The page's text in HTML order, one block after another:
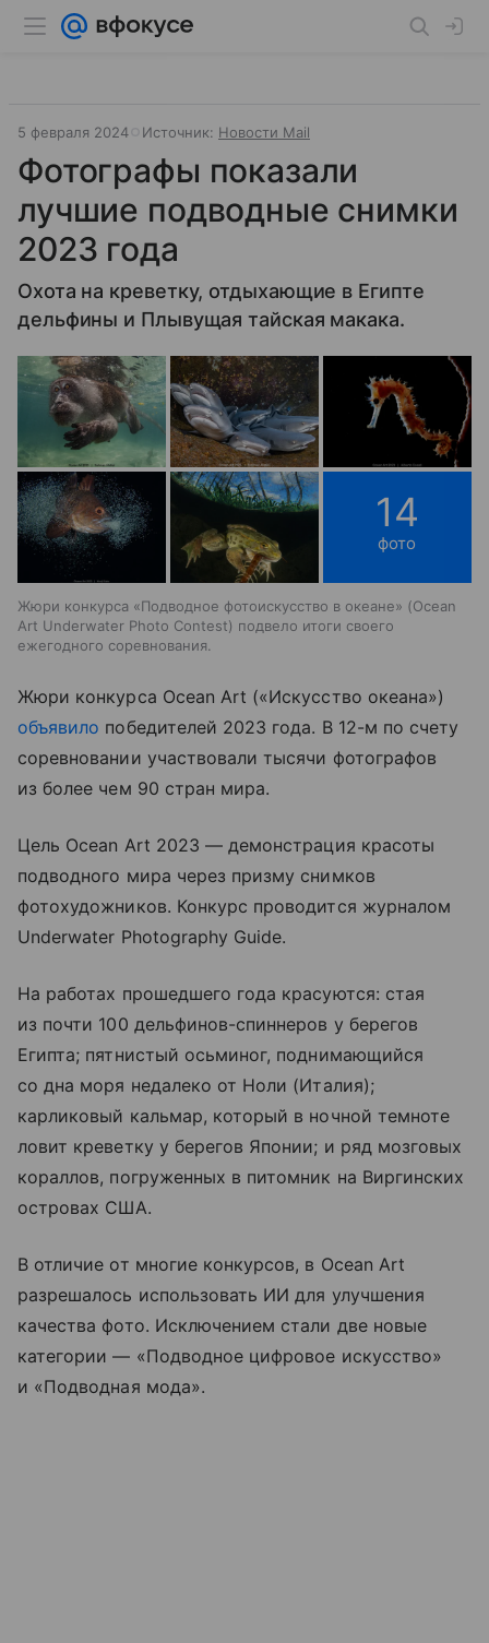
5 февраля 2024 Источник: Новости Mail
Фотографы показали
лучшие подводные снимки
2023 года
Охота на креветку, отдыхающие в Египте
дельфины и Плывущая тайская макака.
14
фото
Жюри конкурса «Подводное фотоискусство в океане» (Ocean
Art Underwater Photo Contest) подвело итоги своего
ежегодного соревнования.
Жюри конкурса Ocean Art («Искусство океана»)
объявило победителей 2023 года. В 12-м по счету
соревновании участвовали тысячи фотографов
из более чем 90 стран мира.
Цель Ocean Art 2023 — демонстрация красоты
подводного мира через призму снимков
фотохудожников. Конкурс проводится журналом
Underwater Photography Guide.
На работах прошедшего года красуются: стая
из почти 100 дельфинов-спиннеров у берегов
Египта; пятнистый осьминог, поднимающийся
со дна моря недалеко от Ноли (Италия);
карликовый кальмар, который в ночной темноте
ловит креветку у берегов Японии; и ряд мозговых
кораллов, погруженных в питомник на Виргинских
островах США.
В отличие от многие конкурсов, в Ocean Art
разрешалось использовать ИИ для улучшения
качества фото. Исключением стали две новые
категории — «Подводное цифровое искусство»
и «Подводная мода».